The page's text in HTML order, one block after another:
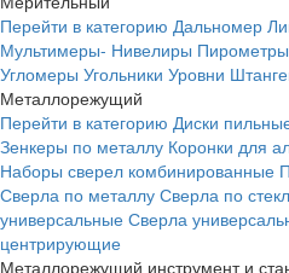
Перейти в категорию Дальномер
Мультимеры- Нивелиры Пирометры
Угломеры Угольники Уровни
Металлорежущий
Перейти в категорию Диски
Зенкеры по металлу Коронки для
Наборы сверел комбинированные
Сверла по металлу Сверла по
универсальные Сверла
центрирующие
Металлорежущий инструмент и